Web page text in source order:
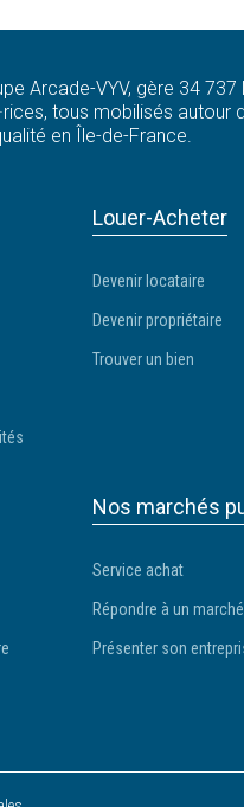
Arcade-VYV, gère 34
tous mobilisés autour
en Île-de-France.
Louer-Acheter
Devenir locataire
Devenir propriétaire
Trouver un bien
Nos marchés
Service achat
Répondre à un marché
Présenter son